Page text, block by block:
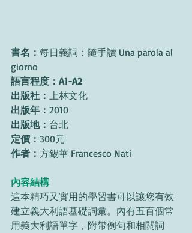
書名： 每日義詞：隨手讀 Una parola al
giorno
語言程度：A1-A2
出版社： 上林文化
出版年： 2010
出版地： 台北
定價： 300元
作者： 方錫華 Francesco Nati
內容結構
這本精巧又實用的學習書可以讓您有效
建立義大利語基礎詞彙。內有五百個常
用義大利語單字，附帶例句和相關詞